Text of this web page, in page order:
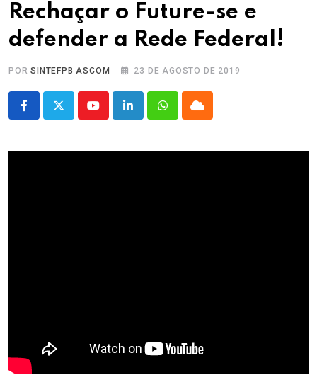
Rechaçar o Future-se e
defender a Rede Federal!
PORSINTEFPB ASCOM 23 DE AGOSTO DE 2019
YoutubeLinkedInWhatsappCloud